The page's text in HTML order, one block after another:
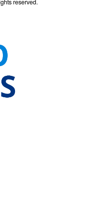
reserved.